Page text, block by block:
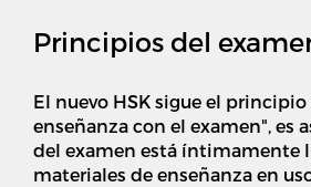
Principios del
El nuevo HSK sigue el
enseñanza con el examen", es
del examen está íntimamente
materiales de enseñanza en